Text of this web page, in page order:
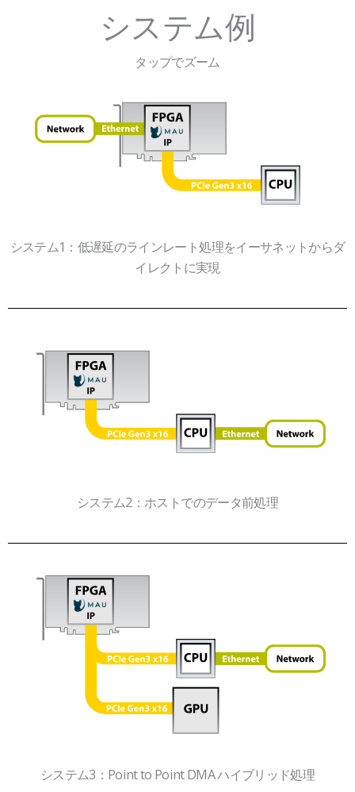
システム例
タップでズーム
システム1：低遅延のラインレート処理をイーサネットからダ
イレクトに実現
システム2：ホストでのデータ前処理
システム3：Point to Point DMA ハイブリッド処理